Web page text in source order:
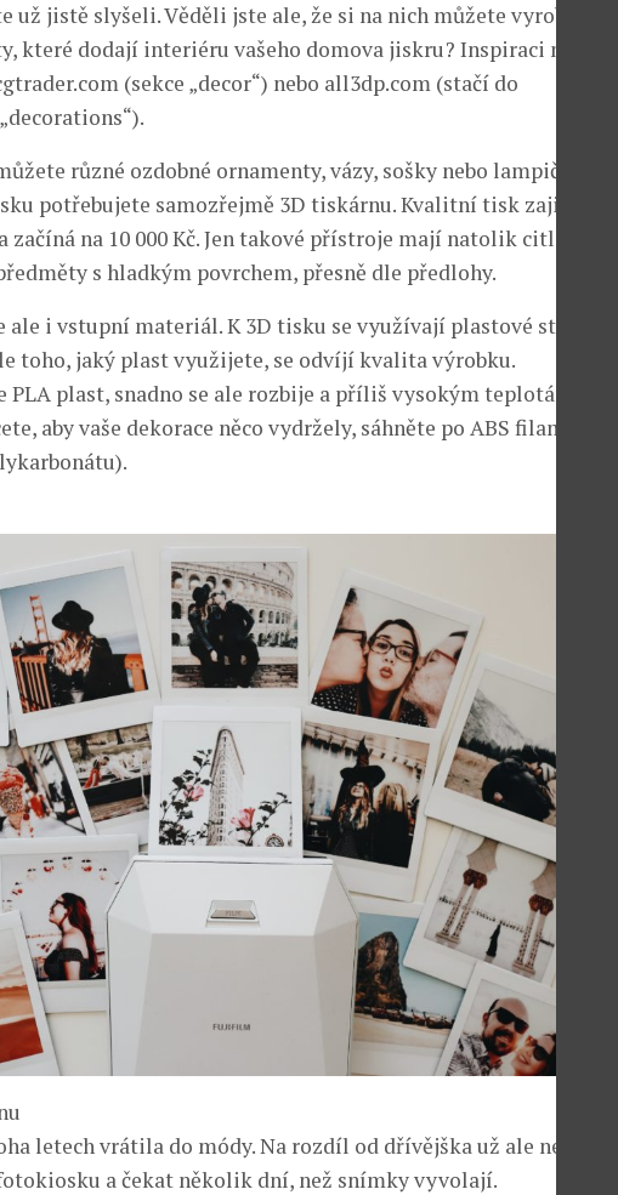
už jistě slyšeli. Věděli jste ale, že si na nich můžete vyrobit i
které dodají interiéru vašeho domova jiskru? Inspiraci najdete
(sekce „decor“) nebo all3dp.com (stačí do
různé ozdobné ornamenty, vázy, sošky nebo lampičky. K
potřebujete samozřejmě 3D tiskárnu. Kvalitní tisk zajistí
začíná na 10 000 Kč. Jen takové přístroje mají natolik citlivé
s hladkým povrchem, přesně dle předlohy.
ale i vstupní materiál. K 3D tisku se využívají plastové struny
toho, jaký plast využijete, se odvíjí kvalita výrobku.
plast, snadno se ale rozbije a příliš vysokým teplotám také
aby vaše dekorace něco vydržely, sáhněte po ABS filamentu
letech vrátila do módy. Na rozdíl od dřívějška už ale nemusíte
a čekat několik dní, než snímky vyvolají.